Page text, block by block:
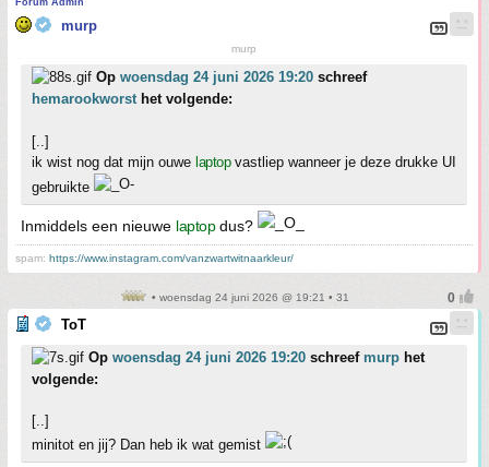
Forum Admin
murp
murp
Op woensdag 24 juni 2026 19:20 schreef
hemarookworsthet volgende:
[..]
ik wist nog dat mijn ouwe laptopvastliep wanneer je deze drukke UI
gebruikte
Inmiddels een nieuwe laptopdus?
spam: https://www.instagram.com/vanzwartwitnaarkleur/
• woensdag 24 juni 2026 @ 19:21 • 31
ToT
Op woensdag 24 juni 2026 19:20 schreef murp het
volgende:
[..]
minitot en jij? Dan heb ik wat gemist